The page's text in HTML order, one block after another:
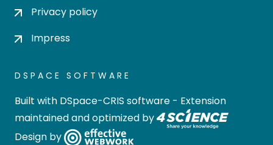
Privacy policy
Impress
DSPACE SOFTWARE
Built with DSpace-CRIS software - Extension
maintained and optimized by
Design by